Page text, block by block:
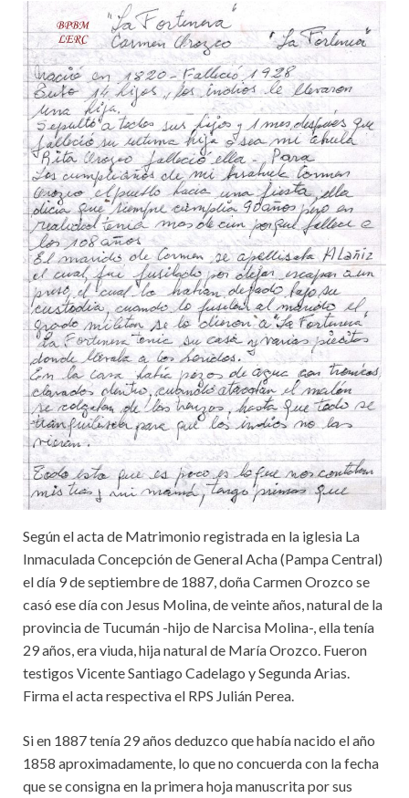
Según el acta de Matrimonio registrada en la iglesia La
Inmaculada Concepción de General Acha (Pampa Central)
el día 9 de septiembre de 1887, doña Carmen Orozco se
casó ese día con Jesus Molina, de veinte años, natural de la
provincia de Tucumán -hijo de Narcisa Molina-, ella tenía
29 años, era viuda, hija natural de María Orozco. Fueron
testigos Vicente Santiago Cadelago y Segunda Arias.
Firma el acta respectiva el RPS Julián Perea.
Si en 1887 tenía 29 años deduzco que había nacido el año
1858 aproximadamente, lo que no concuerda con la fecha
que se consigna en la primera hoja manuscrita por sus